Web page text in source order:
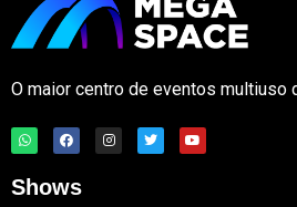
O maior centro de eventos multiuso
Shows